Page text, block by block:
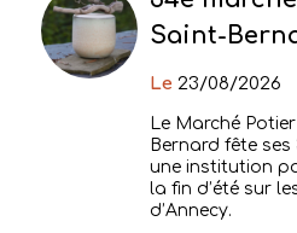
Saint-
Le 23/08/2026
Le Marché
Bernard fête ses
une institution
la fin d’été sur
d’Annecy.